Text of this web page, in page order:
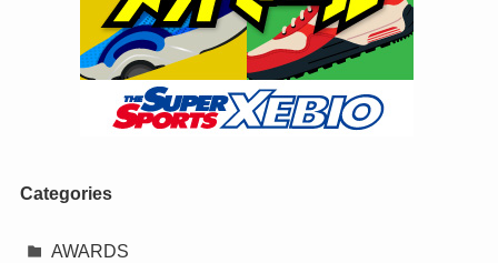
Categories
AWARDS